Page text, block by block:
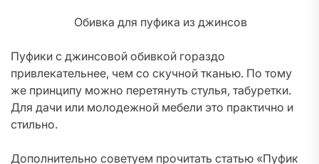
Обивка для пуфика из джинсов
Пуфики с джинсовой обивкой гораздо
привлекательнее, чем со скучной тканью. По тому
же принципу можно перетянуть стулья, табуретки.
Для дачи или молодежной мебели это практично и
стильно.
Дополнительно советуем прочитать статью «Пуфик